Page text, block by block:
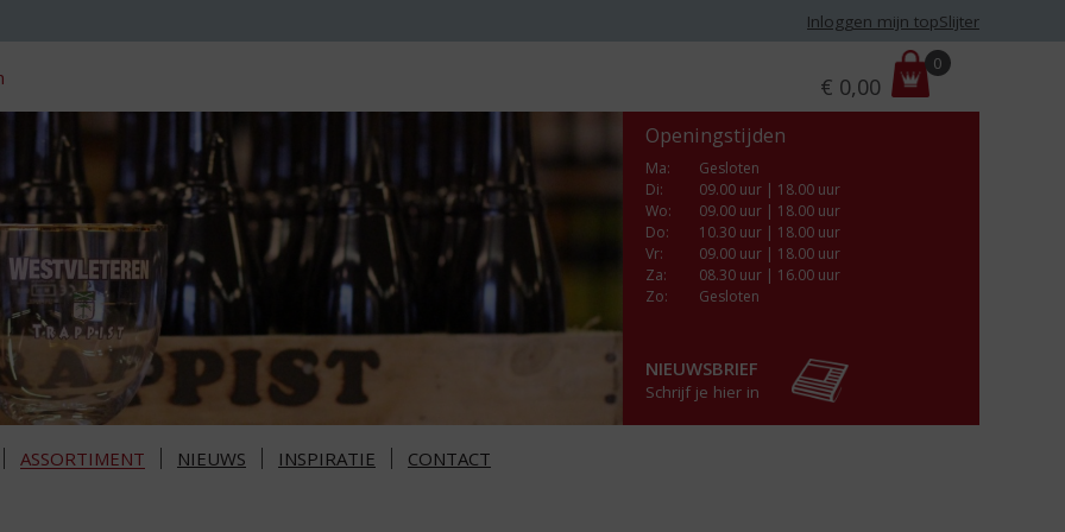
Inloggen mijn topSlijter
r
i
:
€ 0,00
0
Openingstijden
Ma:
Gesloten
Di:
09.00 uur | 18.00 uur
Wo:
09.00 uur | 18.00 uur
Do:
10.30 uur | 18.00 uur
Vr:
09.00 uur | 18.00 uur
Za:
08.30 uur | 16.00 uur
Zo:
Gesloten
NIEUWSBRIEF
Schrijf je hier in
ASSORTIMENT NIEUWS INSPIRATIE CONTACT